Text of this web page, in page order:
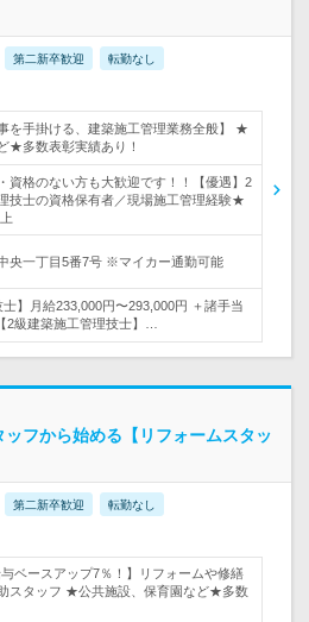
第二新卒歓迎 転勤なし
を手掛ける、建築施工管理業務全般】 ★
★多数表彰実績あり！
資格のない方も大歓迎です！！【優遇】2
技士の資格保有者／現場施工管理経験★
央一丁目5番7号 ※マイカー通勤可能
士】月給233,000円〜293,000円 ＋諸手当
級建築施工管理技士】…
フから始める【リフォームスタッ
第二新卒歓迎 転勤なし
与ベースアップ7％！】リフォームや修繕
スタッフ ★公共施設、保育園など★多数